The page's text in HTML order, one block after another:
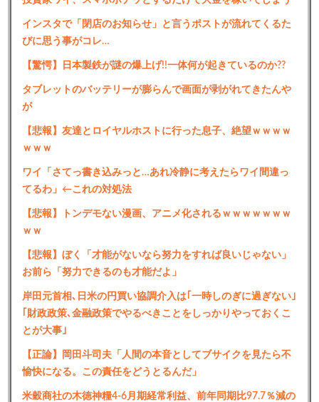
インスタで「閉店のお知らせ」と言うポストが流れてくるた
びに思う事がコレ…
【驚愕】日本製鉄が謎の爆上げ!!一体何が起きているのか??
タブレットのバッテリーが膨らんで画面が剥がれてきたんや
が
【悲報】友達とロイヤルホストに行った息子、絶望ｗｗｗｗ
ｗｗｗ
ワイ「さてっ書き込みっと…あれ冷静に考えたらワイ間違っ
てるわ」←これの対処法
【悲報】トンデモない漫画、アニメ化されるｗｗｗｗｗｗｗ
ｗｗ
【悲報】ぼく「才能がないなら努力をすれば良いじゃない」
お前ら「努力できるのも才能だよ」
岸田元首相､日米の円買い協調介入は｢一時しのぎに過ぎない｣
｢財政政策､金融政策でやるべきことをしっかりやっておくこ
とが大事｣
【正論】岡田斗司夫「人間の本音としてブサイクを見たら不
愉快になる。この責任をどうとるんだ」
米穀商社の木徳神糧4-6月期経常利益、前年同期比97.7％減の